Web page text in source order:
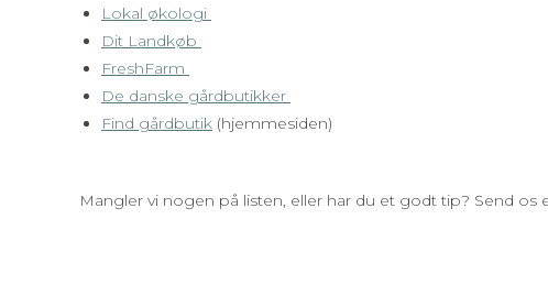
Lokal økologi
Dit Landkøb
FreshFarm
De danske gårdbutikker
Find gårdbutik (hjemmesiden)
Mangler vi nogen på listen, eller har du et godt tip? Send os